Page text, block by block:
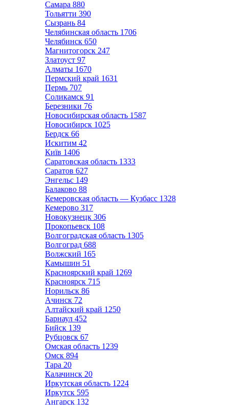
Самара 880
Тольятти 390
Сызрань 84
Челябинская область 1706
Челябинск 650
Магнитогорск 247
Златоуст 97
Алматы 1670
Пермский край 1631
Пермь 707
Соликамск 91
Березники 76
Новосибирская область 1587
Новосибирск 1025
Бердск 66
Искитим 42
Київ 1406
Саратовская область 1333
Саратов 627
Энгельс 149
Балаково 88
Кемеровская область — Кузбасс 1328
Кемерово 317
Новокузнецк 306
Прокопьевск 108
Волгоградская область 1305
Волгоград 688
Волжский 165
Камышин 51
Красноярский край 1269
Красноярск 715
Норильск 86
Ачинск 72
Алтайский край 1250
Барнаул 452
Бийск 139
Рубцовск 67
Омская область 1239
Омск 894
Тара 20
Калачинск 20
Иркутская область 1224
Иркутск 595
Ангарск 132